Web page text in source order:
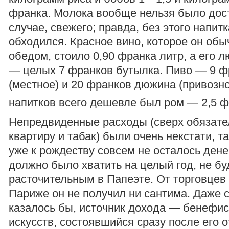
франка. Молока вообще нельзя было
случае, свежего; правда, без этого
обходился. Красное вино, которое он
обедом, стоило 0,90 франка литр, а его
— целых 7 франков бутылка. Пиво — 9
(местное) и 20 франков дюжина
напитков всего дешевле был ром — 2,5
Непредвиденные расходы (сверх
квартиру и табак) были очень некстати,
уже к рождеству совсем не осталось
должно было хватить на целый год, не
расточительным в Папеэте. От
Париже он не получил ни сантима. Даже
казалось бы, источник дохода —
искусств, состоявшийся сразу после его